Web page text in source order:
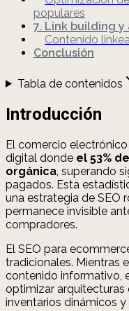
populares
7. Link building
Contenido
Conclusión
Tabla de contenidos
Introducción
El comercio
digital donde el 53%
orgánica , superando
pagados. Esta
una estrategia de SEO
permanece invisible
compradores.
El SEO para
tradicionales. Mientras
contenido informativo,
optimizar
inventarios dinámicos